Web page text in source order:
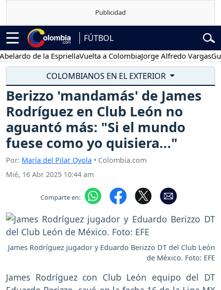
FÚTBOL
de la EspriellaVuelta a ColombiaJorge Alfredo Vargas
COLOMBIANOS EN EL EXTERIOR
Berizzo 'mandamás' de James
Rodríguez en Club León no
aguantó más: "Si el mundo
fuese como yo quisiera..."
Por: María del Pilar Oyola • Colombia.com
Mié, 16 Abr 2025 10:44 am
Comparte en:
James Rodríguez jugador y Eduardo Berizzo DT del Club León
de México. Foto: EFE
James Rodríguez con Club León equipo del DT